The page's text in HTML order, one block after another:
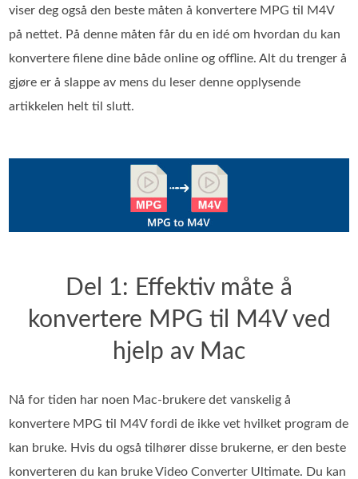
viser deg også den beste måten å konvertere MPG til M4V
på nettet. På denne måten får du en idé om hvordan du kan
konvertere filene dine både online og offline. Alt du trenger å
gjøre er å slappe av mens du leser denne opplysende
artikkelen helt til slutt.
Del 1: Effektiv måte å
konvertere MPG til M4V ved
hjelp av Mac
Nå for tiden har noen Mac-brukere det vanskelig å
konvertere MPG til M4V fordi de ikke vet hvilket program de
kan bruke. Hvis du også tilhører disse brukerne, er den beste
konverteren du kan bruke Video Converter Ultimate. Du kan